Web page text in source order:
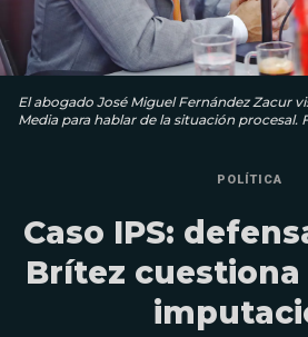
El abogado José Miguel Fernández Zacur
Media para hablar de la situación procesal.
POLÍTICA
Caso IPS:
Brítez cuestiona